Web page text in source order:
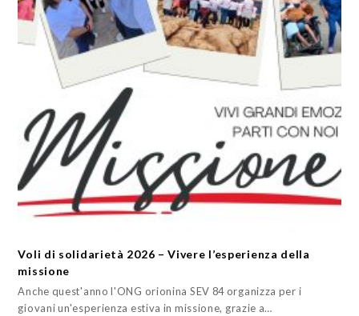
Voli di solidarietà 2026 – Vivere l’esperienza della
missione
Anche quest'anno l'ONG orionina SEV 84 organizza per i
giovani un'esperienza estiva in missione, grazie a…